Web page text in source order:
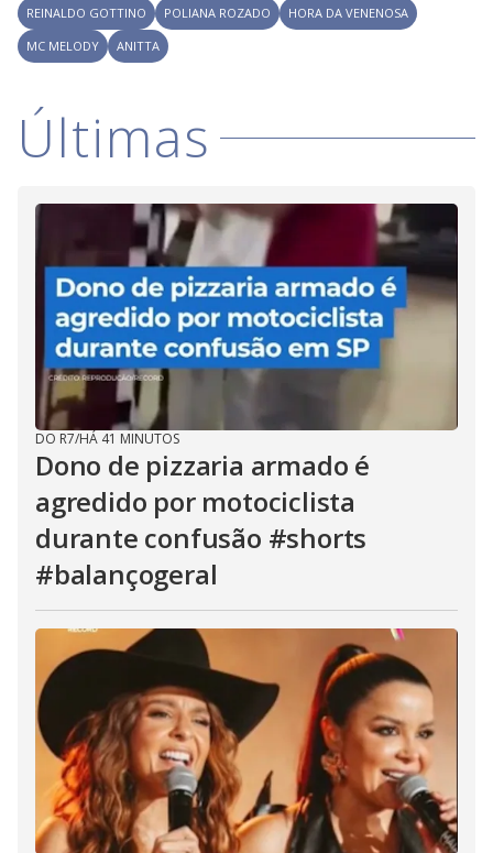
d
e
o
REINALDO GOTTINO
POLIANA ROZADO
HORA DA VENENOSA
MC MELODY
ANITTA
Últimas
DO R7/HÁ 41 MINUTOS
Dono de pizzaria armado é
agredido por motociclista
durante confusão #shorts
#balançogeral